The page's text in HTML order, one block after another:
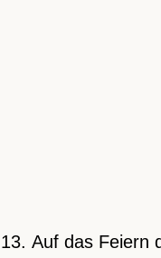
Auf das Feiern